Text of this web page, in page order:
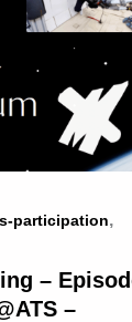
participation,
–
–